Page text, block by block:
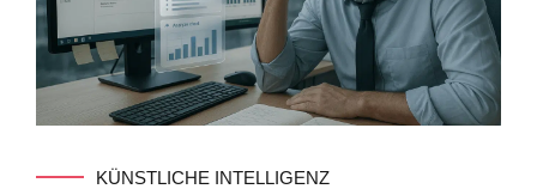
KÜNSTLICHE INTELLIGENZ